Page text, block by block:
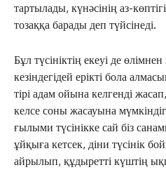
тартылады, күнәсінің аз-
тозаққа барады деп түйсінеді.
Бұл түсініктің екеуі де
кезіндегідей ерікті бола
тірі адам ойына келгенді
келсе соны жасауына
ғылыми түсінікке сай біз
ұйқыға кетсек, діни түсінік
айрылып, құдыретті күштің